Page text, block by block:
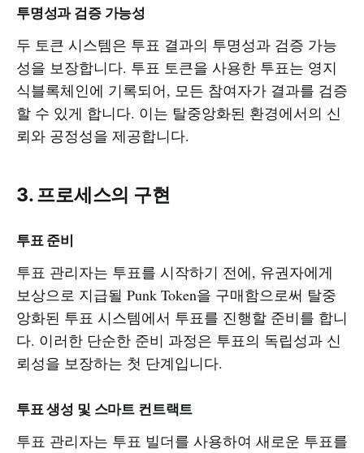
투명성과 검증 가능성
두 토큰 시스템은 투표 결과의 투명성과 검증 가능
성을 보장합니다. 투표 토큰을 사용한 투표는 영지
식블록체인에 기록되어, 모든 참여자가 결과를 검증
할 수 있게 합니다. 이는 탈중앙화된 환경에서의 신
뢰와 공정성을 제공합니다.
3. 프로세스의 구현
투표 준비
투표 관리자는 투표를 시작하기 전에, 유권자에게
보상으로 지급될 Punk Token을 구매함으로써 탈중
앙화된 투표 시스템에서 투표를 진행할 준비를 합니
다. 이러한 단순한 준비 과정은 투표의 독립성과 신
뢰성을 보장하는 첫 단계입니다.
투표 생성 및 스마트 컨트랙트
투표 관리자는 투표 빌더를 사용하여 새로운 투표를